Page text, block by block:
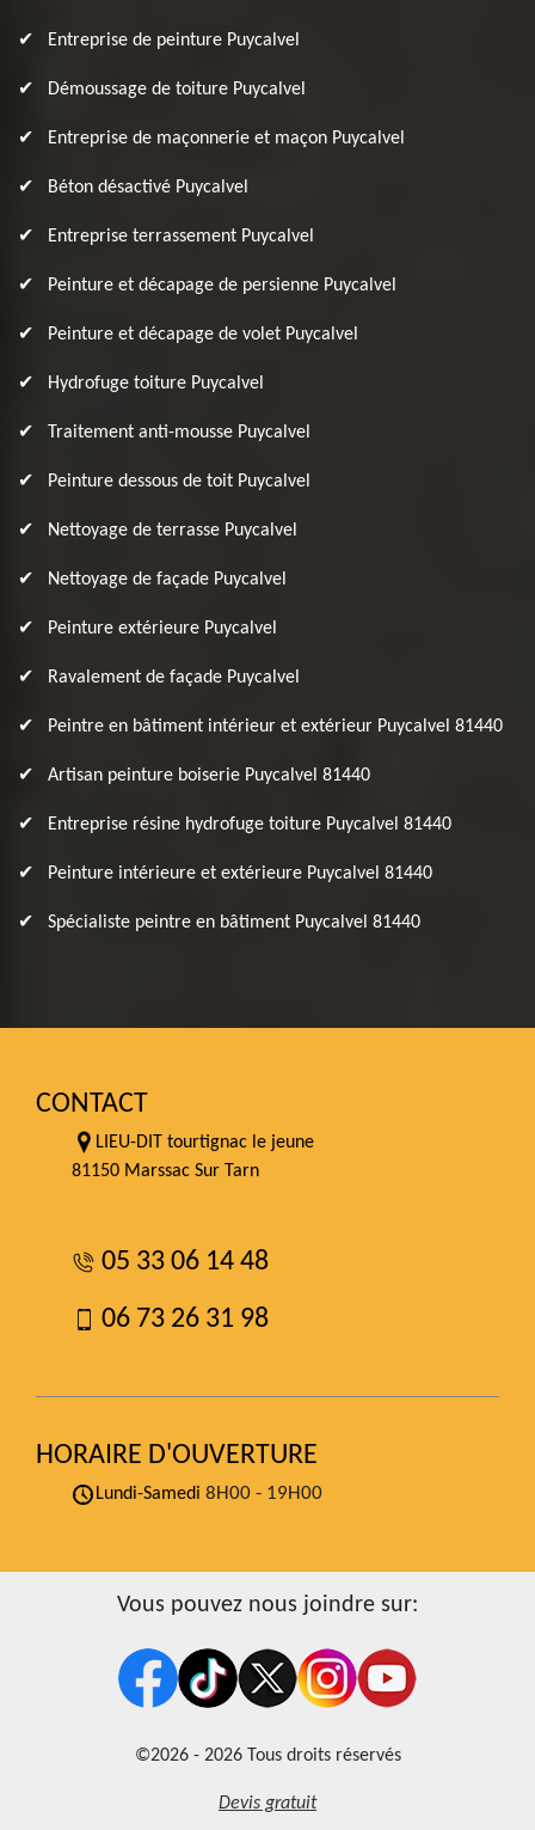
Entreprise de peinture Puycalvel
Démoussage de toiture Puycalvel
Entreprise de maçonnerie et maçon Puycalvel
Béton désactivé Puycalvel
Entreprise terrassement Puycalvel
Peinture et décapage de persienne Puycalvel
Peinture et décapage de volet Puycalvel
Hydrofuge toiture Puycalvel
Traitement anti-mousse Puycalvel
Peinture dessous de toit Puycalvel
Nettoyage de terrasse Puycalvel
Nettoyage de façade Puycalvel
Peinture extérieure Puycalvel
Ravalement de façade Puycalvel
Peintre en bâtiment intérieur et extérieur Puycalvel 81440
Artisan peinture boiserie Puycalvel 81440
Entreprise résine hydrofuge toiture Puycalvel 81440
Peinture intérieure et extérieure Puycalvel 81440
Spécialiste peintre en bâtiment Puycalvel 81440
CONTACT
LIEU-DIT tourtignac le jeune
81150 Marssac Sur Tarn
05 33 06 14 48
06 73 26 31 98
HORAIRE D'OUVERTURE
Lundi-Samedi 8H00 - 19H00
Vous pouvez nous joindre sur:
©2026 - 2026 Tous droits réservés
Devis gratuit